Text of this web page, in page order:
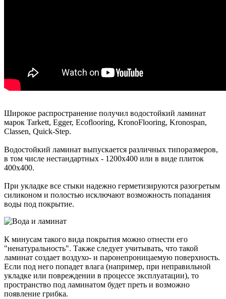
Широкое распространение получил водостойкий ламинат
марок Tarkett, Egger, Ecoflooring, KronoFlooring, Kronospan,
Classen, Quick-Step.
Водостойкий ламинат выпускается различных типоразмеров,
в том числе нестандартных - 1200х400 или в виде плиток
400х400.
При укладке все стыки надежно герметизируются разогретым
силиконом и полостью исключают возможность попадания
воды под покрытие.
К минусам такого вида покрытия можно отнести его
"ненатуральность". Также следует учитывать, что такой
ламинат создает воздухо- и паронепроницаемую поверхность.
Если под него попадет влага (например, при неправильной
укладке или повреждении в процессе эксплуатации), то
пространство под ламинатом будет преть и возможно
появление грибка.